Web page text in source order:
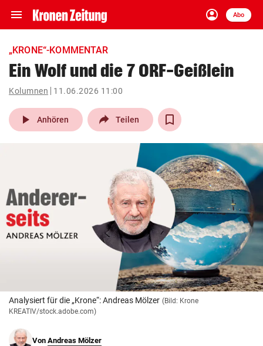
menu Navigation
ein-/ausklappen
account_circle
Anmelden
Abo
close Schließen
account_circle Anmelden
pin_drop
arrow_right
search
Suchbegriff
eingeben
© Krone Multimedia GmbH & Co KG 2026
„KRONE“-KOMMENTAR
Ein Wolf und die 7 ORF-Geißlein
Kolumnen 11.06.2026 11:00
play_arrow Anhören Teilen
Analysiert für die „Krone“: Andreas Mölzer (Bild: Krone
KREATIV/stock.adobe.com)
Von Andreas Mölzer